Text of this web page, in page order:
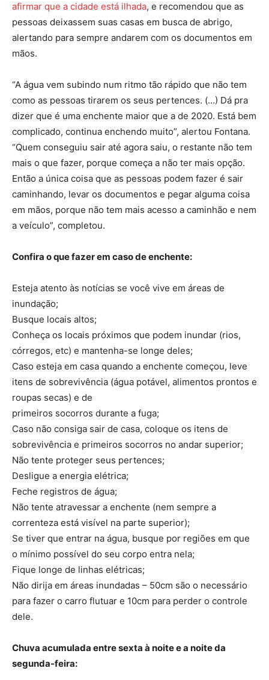
afirmar que a cidade está ilhada, e recomendou que as
pessoas deixassem suas casas em busca de abrigo,
alertando para sempre andarem com os documentos em
mãos.
“A água vem subindo num ritmo tão rápido que não tem
como as pessoas tirarem os seus pertences. (…) Dá pra
dizer que é uma enchente maior que a de 2020. Está bem
complicado, continua enchendo muito”, alertou Fontana.
“Quem conseguiu sair até agora saiu, o restante não tem
mais o que fazer, porque começa a não ter mais opção.
Então a única coisa que as pessoas podem fazer é sair
caminhando, levar os documentos e pegar alguma coisa
em mãos, porque não tem mais acesso a caminhão e nem
a veículo”, completou.
Confira o que fazer em caso de enchente:
Esteja atento às notícias se você vive em áreas de
inundação;
Busque locais altos;
Conheça os locais próximos que podem inundar (rios,
córregos, etc) e mantenha-se longe deles;
Caso esteja em casa quando a enchente começou, leve
itens de sobrevivência (água potável, alimentos prontos e
roupas secas) e de
primeiros socorros durante a fuga;
Caso não consiga sair de casa, coloque os itens de
sobrevivência e primeiros socorros no andar superior;
Não tente proteger seus pertences;
Desligue a energia elétrica;
Feche registros de água;
Não tente atravessar a enchente (nem sempre a
correnteza está visível na parte superior);
Se tiver que entrar na água, busque por regiões em que
o mínimo possível do seu corpo entra nela;
Fique longe de linhas elétricas;
Não dirija em áreas inundadas – 50cm são o necessário
para fazer o carro flutuar e 10cm para perder o controle
dele.
Chuva acumulada entre sexta à noite e a noite da
segunda-feira: